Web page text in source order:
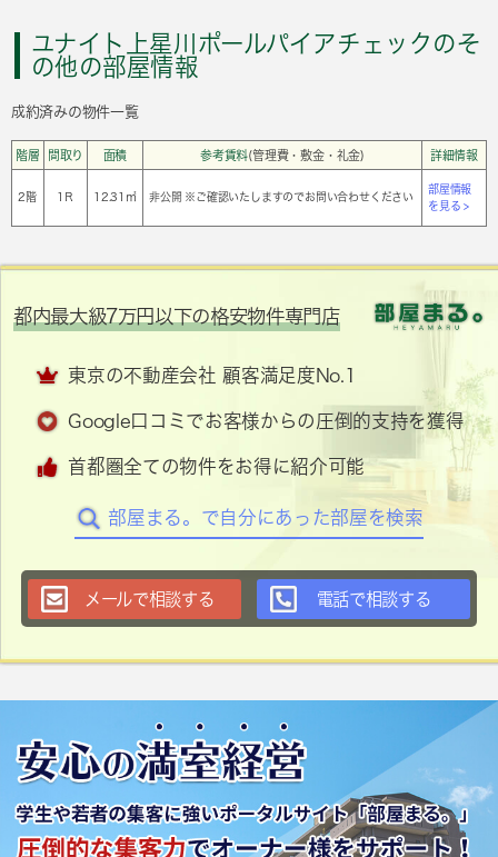
ユナイト上星川ポールパイアチェックのそ
の他の部屋情報
成約済みの物件一覧
階層 間取り 面積 参考賃料(管理費・敷金・礼金) 詳細情報
2階 1Ｒ 12.31㎡ 非公開 ※ご確認いたしますのでお問い合わせください
部屋情報
を見る >
都内最大級7万円以下の格安物件専門店
東京の不動産会社 顧客満足度No.1
Google口コミでお客様からの圧倒的支持を獲得
首都圏全ての物件をお得に紹介可能
部屋まる。で自分にあった部屋を検索
メールで相談する 電話で相談する